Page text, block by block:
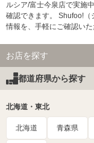
ルシア/富士今泉店で実施
確認できます。 Shufoo!（
情報を、手軽にご確認い
お店を探す
都道府県から探す
北海道・東北
北海道 青森県